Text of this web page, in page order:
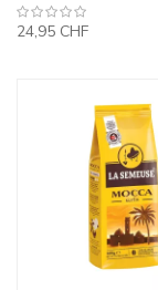
24,95 CHF